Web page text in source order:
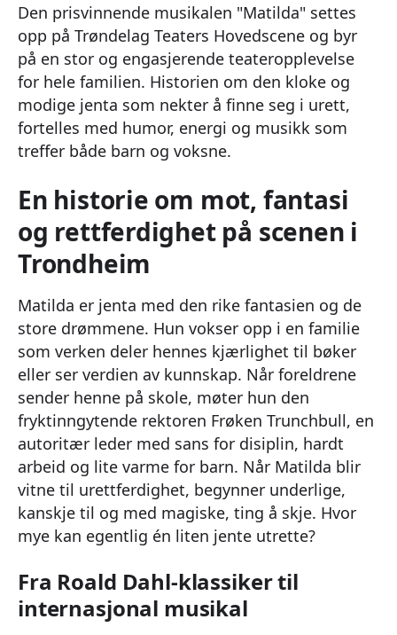
Den prisvinnende musikalen "Matilda" settes
opp på Trøndelag Teaters Hovedscene og byr
på en stor og engasjerende teateropplevelse
for hele familien. Historien om den kloke og
modige jenta som nekter å finne seg i urett,
fortelles med humor, energi og musikk som
treffer både barn og voksne.
En historie om mot, fantasi
og rettferdighet på scenen i
Trondheim
Matilda er jenta med den rike fantasien og de
store drømmene. Hun vokser opp i en familie
som verken deler hennes kjærlighet til bøker
eller ser verdien av kunnskap. Når foreldrene
sender henne på skole, møter hun den
fryktinngytende rektoren Frøken Trunchbull, en
autoritær leder med sans for disiplin, hardt
arbeid og lite varme for barn. Når Matilda blir
vitne til urettferdighet, begynner underlige,
kanskje til og med magiske, ting å skje. Hvor
mye kan egentlig én liten jente utrette?
Fra Roald Dahl-klassiker til
internasjonal musikal